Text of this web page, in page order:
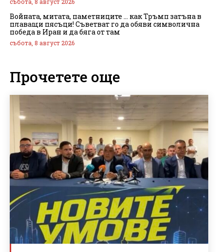
събота, 8 август 2026
Войната, митата, паметниците … как Тръмп затъна в
плаващи пясъци! Съветват го да обяви символична
победа в Иран и да бяга от там
събота, 8 август 2026
Прочетете още